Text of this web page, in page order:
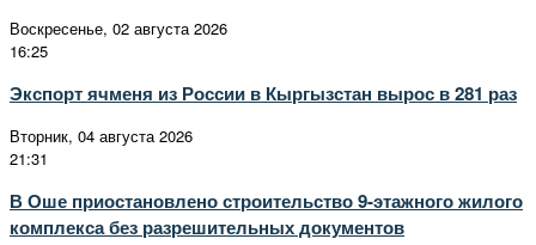
Воскресенье, 02 августа 2026
16:25
Экспорт ячменя из России в Кыргызстан вырос в 281 раз
Вторник, 04 августа 2026
21:31
В Оше приостановлено строительство 9-этажного жилого
комплекса без разрешительных документов